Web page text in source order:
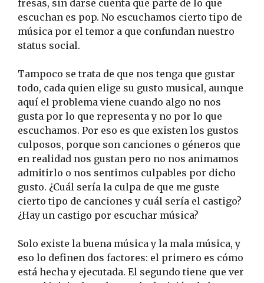
fresas, sin darse cuenta que parte de lo que
escuchan es pop. No escuchamos cierto tipo de
música por el temor a que confundan nuestro
status social.
Tampoco se trata de que nos tenga que gustar
todo, cada quien elige su gusto musical, aunque
aquí el problema viene cuando algo no nos
gusta por lo que representa y no por lo que
escuchamos. Por eso es que existen los gustos
culposos, porque son canciones o géneros que
en realidad nos gustan pero no nos animamos
admitirlo o nos sentimos culpables por dicho
gusto. ¿Cuál sería la culpa de que me guste
cierto tipo de canciones y cuál sería el castigo?
¿Hay un castigo por escuchar música?
Solo existe la buena música y la mala música, y
eso lo definen dos factores: el primero es cómo
está hecha y ejecutada. El segundo tiene que ver